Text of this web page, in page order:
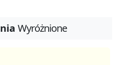
Wyróżnione